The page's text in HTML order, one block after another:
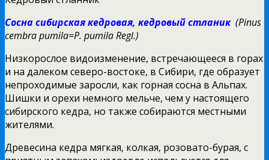
Сосна сибирская кедровая, кедровый стланик (Pinus
cembra pumila=P. pumila Regl.)
Низкорослое видоизменение, встречающееся в горах
и на далеком северо-востоке, в Сибири, где образует
непроходимые заросли, как горная сосна в Альпах.
Шишки и орехи немного мельче, чем у настоящего
сибирского кедра, но также собираются местными
жителями.
Древесина кедра мягкая, колкая, розовато-бурая, с